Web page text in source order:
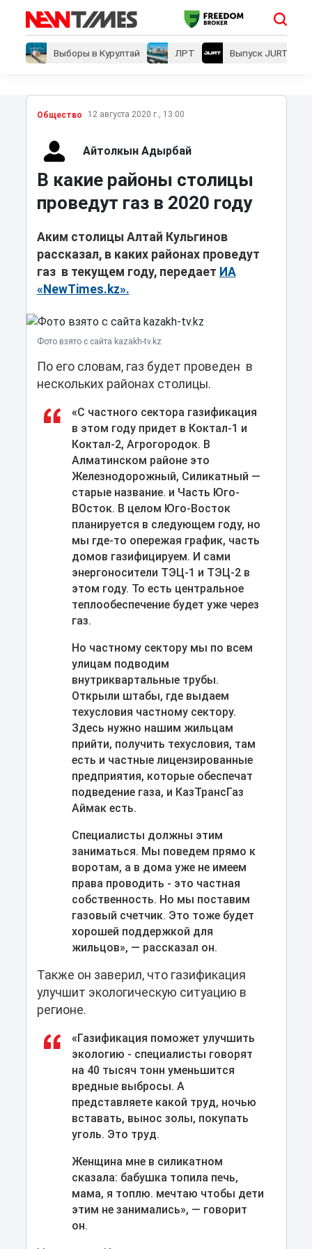
Выборы в Курултай ЛРТ Выпуск JURT
Общество 12 августа 2020 г., 13:00
Айтолкын Адырбай
В какие районы столицы
проведут газ в 2020 году
Аким столицы Алтай Кульгинов
рассказал, в каких районах проведут
газ в текущем году, передает ИА
«NewTimes.kz».
Фото взято с сайта kazakh-tv.kz
По его словам, газ будет проведен в
нескольких районах столицы.
«С частного сектора газификация
в этом году придет в Коктал-1 и
Коктал-2, Агрогородок. В
Алматинском районе это
Железнодорожный, Силикатный —
старые название. и Часть Юго-
ВОсток. В целом Юго-Восток
планируется в следующем году, но
мы где-то опережая график, часть
домов газифицируем. И сами
энергоносители ТЭЦ-1 и ТЭЦ-2 в
этом году. То есть центральное
теплообеспечение будет уже через
газ.
Но частному сектору мы по всем
улицам подводим
внутриквартальные трубы.
Открыли штабы, где выдаем
техусловия частному сектору.
Здесь нужно нашим жильцам
прийти, получить техусловия, там
есть и частные лицензированные
предприятия, которые обеспечат
подведение газа, и КазТрансГаз
Аймак есть.
Специалисты должны этим
заниматься. Мы поведем прямо к
воротам, а в дома уже не имеем
права проводить - это частная
собственность. Но мы поставим
газовый счетчик. Это тоже будет
хорошей поддержкой для
жильцов», — рассказал он.
Также он заверил, что газификация
улучшит экологическую ситуацию в
регионе.
«Газификация поможет улучшить
экологию - специалисты говорят
на 40 тысяч тонн уменьшится
вредные выбросы. А
представляете какой труд, ночью
вставать, вынос золы, покупать
уголь. Это труд.
Женщина мне в силикатном
сказала: бабушка топила печь,
мама, я топлю. мечтаю чтобы дети
этим не занимались», — говорит
он.